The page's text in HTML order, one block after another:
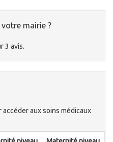
mairie ?
3 avis.
aux soins médicaux